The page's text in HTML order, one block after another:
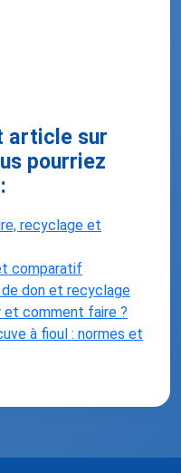
article sur
pourriez
recyclage et
comparatif
don et recyclage
et comment faire ?
à fioul : normes et